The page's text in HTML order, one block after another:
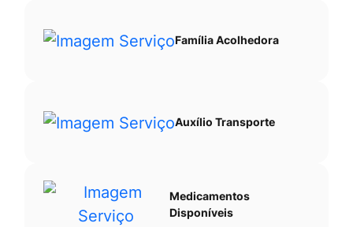
Família Acolhedora
Auxílio Transporte
Medicamentos
Disponíveis